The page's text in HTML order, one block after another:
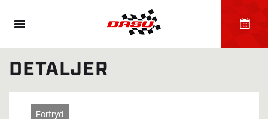
DETALJER
Fortryd